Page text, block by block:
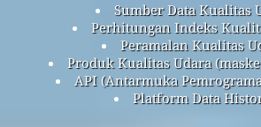
Sumber Data Kualitas
Perhitungan Indeks
Peramalan Kualitas
Produk Kualitas Udara
API (Antarmuka
Platform Data